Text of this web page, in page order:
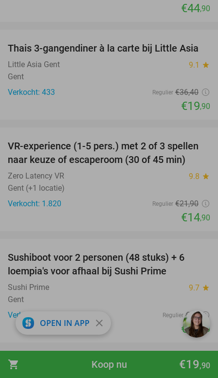
shopping_cart €19,90
Koop nu
€44,90
45%
Thais 3-gangendiner à la carte bij Little Asia
Little Asia Gent 9.1 star
Gent
Verkocht: 433
Regulier €36,40
€19,90
32%
VR-experience (1-5 pers.) met 2 of 3 spellen
naar keuze of escaperoom (30 of 45 min)
Zero Latency VR 9.8 star
Gent (+1 locatie)
Verkocht: 1.820
Regulier €21,90
€14,90
Sushiboot voor 2 personen (48 stuks) + 6
loempia's voor afhaal bij Sushi Prime
Sushi Prime 9.7 star
Gent
Verkocht: 114
Regulier €50
€28 ,90
31%
2-gangen sushidiner voor 2 om af te halen bij
OPEN IN APP close